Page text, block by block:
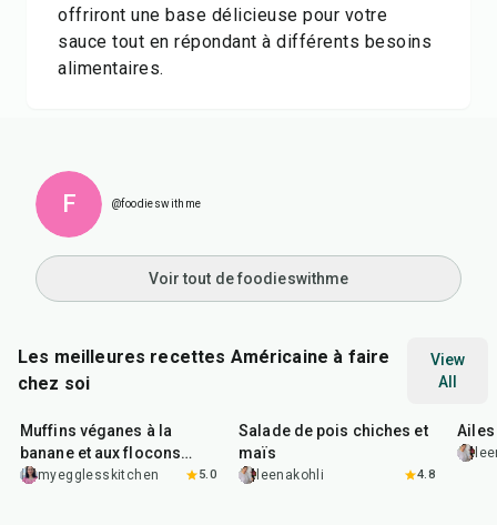
offriront une base délicieuse pour votre
sauce tout en répondant à différents besoins
alimentaires.
F @foodieswithme
Voir tout de foodieswithme
Les meilleures recettes Américaine à faire
chez soi
View
All
40min
Muffins véganes à la
banane et aux flocons
d'avoine
myegglesskitchen 5.0
Salade de pois chiches et
maïs
leenakohli 4.8
Ailes